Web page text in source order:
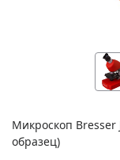
Микроскоп
образец)